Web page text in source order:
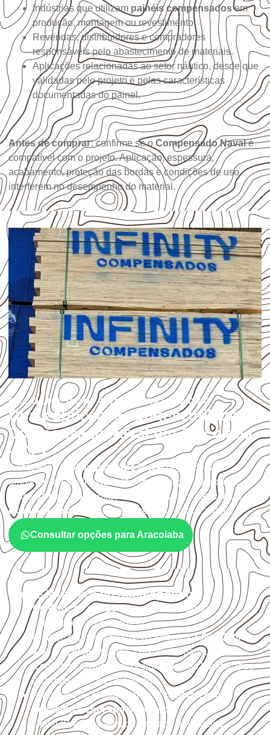
Indústrias que utilizam painéis compensadosem
produção, montagem ou revestimento.
Revendas, distribuidores e compradores
responsáveis pelo abastecimento de materiais.
Aplicações relacionadas ao setor náutico, desde que
validadas pelo projeto e pelas características
documentadas do painel.
Antes de comprar:confirme se o Compensado Navalé
compatível com o projeto. Aplicação, espessura,
acabamento, proteção das bordas e condições de uso
interferem no desempenho do material.
ESCOLHA CONFORME A APLICAÇÃO
Quais aplicações podem utilizar
Compensado Naval em Aracoiaba
– CE?
A utilização do Compensado Navaldepende do
ambiente, da finalidade e da especificação do projeto.
Antes da cotação, verifique a
espessura, o formato, a
exposição e o acabamento
previstos para a chapa.
Consultar opções para Aracoiaba
O que interfere no desempenho
Confirme se a espessura e o formatosão
compatíveis com o projeto.
Planeje o corte conforme os formatos1,60 × 2,20 m e
1,60 × 2,50 m, sujeitos à disponibilidade.
Considere acabamento e proteção das bordas após
qualquer corte ou usinagem.
Armazene as chapas em localcoberto, seco,
ventilado e com apoio nivelado
Consulte a ficha técnica antes de aplicações